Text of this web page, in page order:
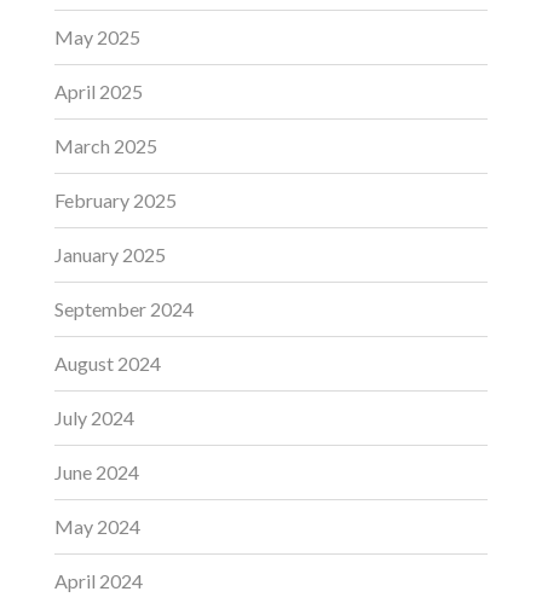
May 2025
April 2025
March 2025
February 2025
January 2025
September 2024
August 2024
July 2024
June 2024
May 2024
April 2024